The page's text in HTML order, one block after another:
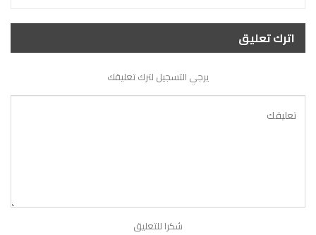
اترك تعليق
يرجي التسجيل لترك تعليقك
شكرا للتعليق